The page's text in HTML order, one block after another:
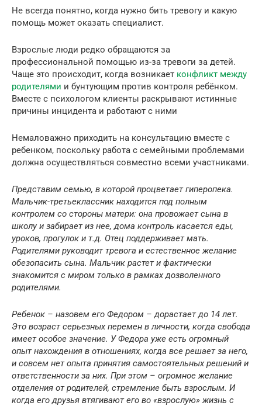
Не всегда понятно, когда нужно бить тревогу и какую
помощь может оказать специалист.
Взрослые люди редко обращаются за
профессиональной помощью из-за тревоги за детей.
Чаще это происходит, когда возникает конфликт между
родителями и бунтующим против контроля ребёнком.
Вместе с психологом клиенты раскрывают истинные
причины инцидента и работают с ними
Немаловажно приходить на консультацию вместе с
ребенком, поскольку работа с семейными проблемами
должна осуществляться совместно всеми участниками.
Представим семью, в которой процветает гиперопека.
Мальчик-третьеклассник находится под полным
контролем со стороны матери: она провожает сына в
школу и забирает из нее, дома контроль касается еды,
уроков, прогулок и т.д. Отец поддерживает мать.
Родителями руководит тревога и естественное желание
обезопасить сына. Мальчик растет и фактически
знакомится с миром только в рамках дозволенного
родителями.
Ребенок – назовем его Федором – дорастает до 14 лет.
Это возраст серьезных перемен в личности, когда свобода
имеет особое значение. У Федора уже есть огромный
опыт нахождения в отношениях, когда все решает за него,
и совсем нет опыта принятия самостоятельных решений и
ответственности за них. При этом – огромное желание
отделения от родителей, стремление быть взрослым. И
когда его друзья втягивают его во «взрослую» жизнь с